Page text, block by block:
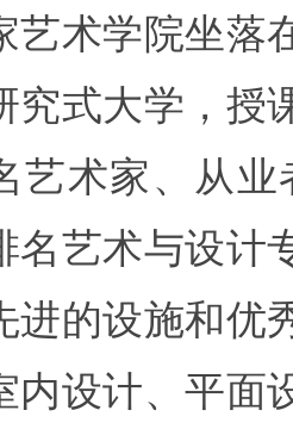
艺术学院坐落
究式大学，授
艺术家、从
名艺术与设计
进的设施和优
内设计、平面